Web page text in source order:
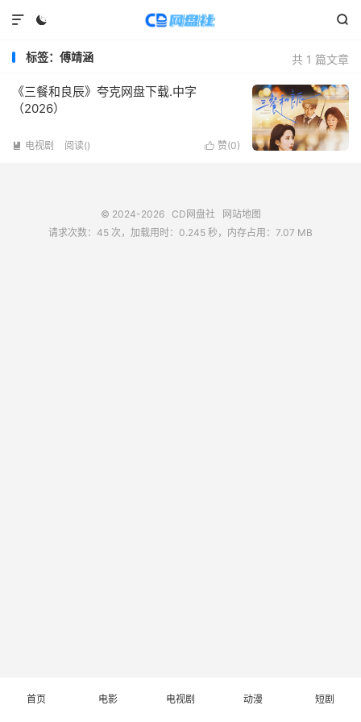
 

共 1 篇文章
标签：傅靖涵
《三餐和良辰》夸克网盘下载.中字
（2026）
 赞(0)
 电视剧 阅读()
© 2024-2026 CD网盘社
网站地图
请求次数：45 次，加载用时：0.245 秒，内存占用：7.07 MB
首页 电影 电视剧 动漫 短剧